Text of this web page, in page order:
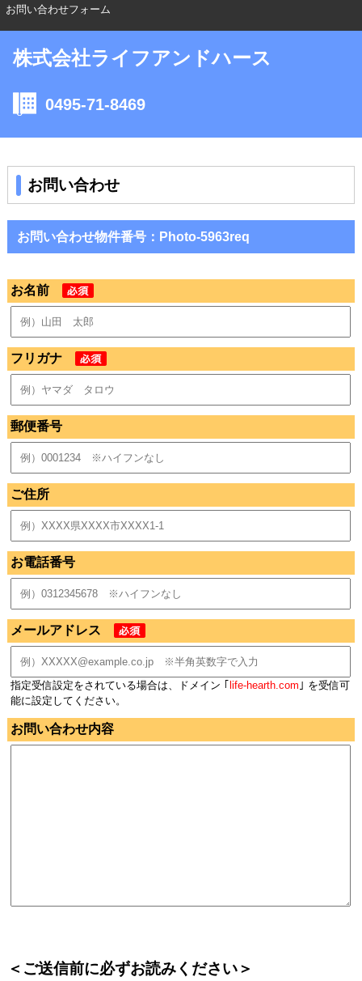
お問い合わせフォーム
株式会社ライフアンドハース
0495-71-8469
お問い合わせ
お問い合わせ物件番号：Photo-5963req
お名前
フリガナ
郵便番号
ご住所
お電話番号
メールアドレス
指定受信設定をされている場合は、ドメイン ｢life-hearth.com ｣ を受信可
能に設定してください。
お問い合わせ内容
＜ご送信前に必ずお読みください＞